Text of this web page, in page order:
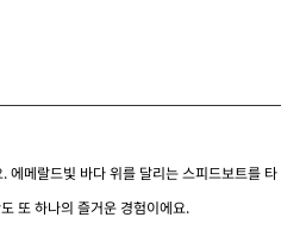
에메랄드빛 바다 위를 달리는 스피드보트를 타
또 하나의 즐거운 경험이에요.